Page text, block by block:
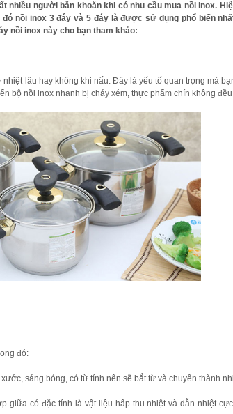
nhiều người băn khoăn khi có nhu cầu mua nồi inox.
nồi inox 3 đáy và 5 đáy là được sử dụng phổ biến
nồi inox này cho bạn tham khảo:
lâu hay không khi nấu. Đây là yếu tố quan trọng mà
bộ nồi inox nhanh bị cháy xém, thực phẩm chín không
đó:
sáng bóng, có từ tính nên sẽ bắt từ và chuyển thành
giữa có đặc tính là vật liệu hấp thu nhiệt và dẫn nhiệt